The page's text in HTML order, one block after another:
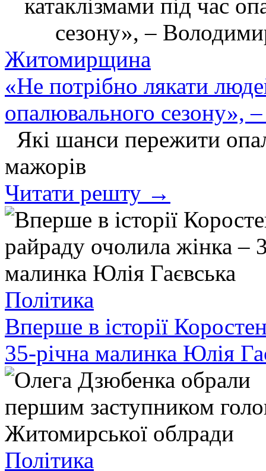
Житомирщина
«Не потрібно лякати
опалювального сезону»,
Які шанси пережити
мажорів
Читати решту →
Політика
Вперше в історії
35-річна малинка Юлія
Політика